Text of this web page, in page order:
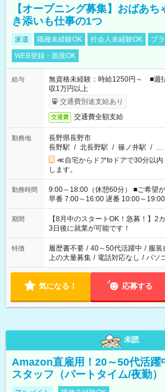
【オープニング募集】おばあ
き添いも仕事の1つ
派遣 職種未経験OK 社会人未経験OK
ブ
WEB登録・面接OK
給与
無資格未経験：時給1250円～ ■
収1万円以上
交通費別途支給あり
交通費 交通費全額支給
勤務地
長野県長野市
長野駅 / 北長野駅 / 篠ノ井駅 / …
≪自宅からドアtoドアで30分以
します。
勤務時間
9:00～18:00（休憩60分） ■ご希望があれば下記シフトもOK！
早番 7:00～16:00 遅番 10:00～19:00 夜
と休みを合わせたい」 「余裕を持
「できれば残業はしたくない」 な
ね。 ※Wワーク希望の方へ 今ご覧のお仕事で希望する勤務時間
と、もう1つのお仕事の勤務時間。
合は応募できません。
期間
【8月中のスタートOK！急募！】
3日後に就業が可能です！
特徴 履歴書不要 / 40～50代活躍中 / 服装
上の大量募集 / 電話対応なし / パソ
気になる！ 応募する
未読
Amazon直雇用！20～50代活
スタッフ（パートタイム/夜勤